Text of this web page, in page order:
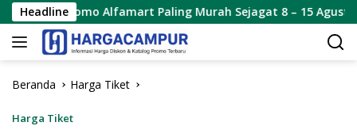
Langsung
ke
konten
Headline
Alfamart Paling Murah Sejagat 8 – 15 Agustus 2026
Beranda Harga Tiket
Harga Tiket